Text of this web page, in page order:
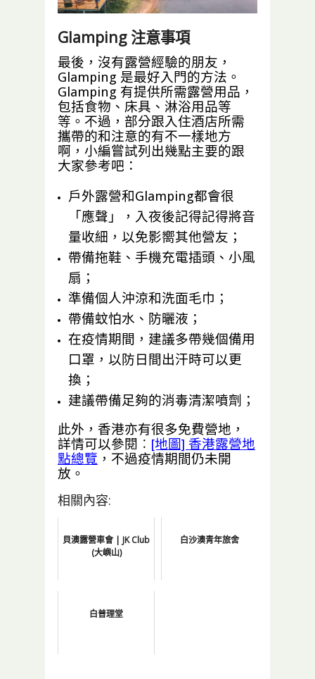
此
長洲 西園 - 4人觀星圓拱營
烏溪
沙
YMCA - 4人烏溪沙青年
新村營地
按
此
四季休閒農莊 - 4人帆船
營 + 韓烤餐 + 早餐
錦田
WeCamp - 4人湖塘景豪
華冷氣小屋帳篷
此
Glamping 注意事項
最後，沒有露營經驗的朋友，
Glamping 是最好入門的方法。
Glamping 有提供所需露營用品，
包括食物、床具、淋浴用品等
等。不過，部分跟入住酒店所需
攜帶的和注意的有不一樣地方
啊，小編嘗試列出幾點主要的跟
大家參考吧：
戶外露營和Glamping都會很
「應聲」，入夜後記得記得將音
量收細，以免影嚮其他營友；
帶備拖鞋、手機充電插頭、小風
扇；
準備個人沖涼和洗面毛巾；
帶備蚊怕水、防曬液；
在疫情期間，建議多帶幾個備用
口罩，以防日間出汗時可以更
換；
建議帶備足夠的消毒清潔噴劑；
此外，香港亦有很多免費營地，
詳情可以參閱︰ [地圖] 香港露營地
點總覽 ，不過疫情期間仍未開
放。
相關內容:
貝澳露營車會 | JK Club
(大嶼山)
白沙澳青年旅舍
白普理堂